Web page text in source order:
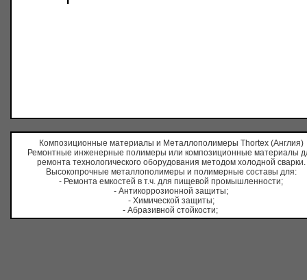
Композиционные материалы и Металлополимеры Thortex (Англия)
Ремонтные инженерные полимеры или композиционные материалы
ремонта технологического оборудования методом холодной сварки.
Высокопрочные металлополимеры и полимерные составы для:
- Ремонта емкостей в т.ч. для пищевой промышленности;
- Антикоррозионной защиты;
- Химической защиты;
- Абразивной стойкости;